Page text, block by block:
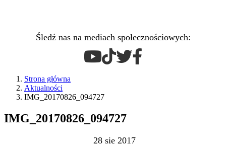
Śledź nas na mediach społecznościowych:
Strona główna
Aktualności
IMG_20170826_094727
IMG_20170826_094727
28 sie 2017